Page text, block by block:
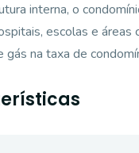
interna, o
escolas e áreas
gás na taxa de